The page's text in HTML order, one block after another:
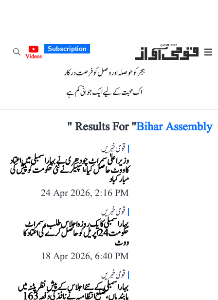
Subscription
Videos
ہجر کو حوصلہ اور وصل کو فرصت درکار
اک محبت کے لیے ایک جوانی کم ہے
Results For "Bihar Assembly
"
قومی خبریں
وزیر اعلیٰ سمراٹ چودھری نے بہار اسمبلی میں اعتماد
کا ووٹ حاصل کیا، اسپیکر نے نئی حکومت کو پیش کی
مبارکباد
24 Apr 2026, 2:16 PM
قومی خبریں
بہار اسمبلی کا یک روزہ اجلاس طلب، سمراٹ
حکومت 24 اپریل کو حاصل کرے گی اعتماد کا
ووٹ
18 Apr 2026, 6:40 PM
قومی خبریں
بہار اسمبلی کے نئے اجلاس کے پیشِ نظر پٹنہ میں
پابندیاں، ضلع انتظامیہ نے نافذ کی دفعہ 163